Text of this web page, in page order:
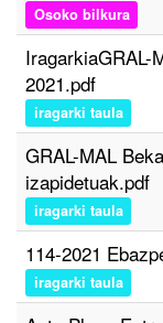
Osoko bilkura
IragarkiaGRAL-
2021.pdf
iragarki taula
GRAL-MAL
izapidetuak.pdf
iragarki taula
114-2021
iragarki taula